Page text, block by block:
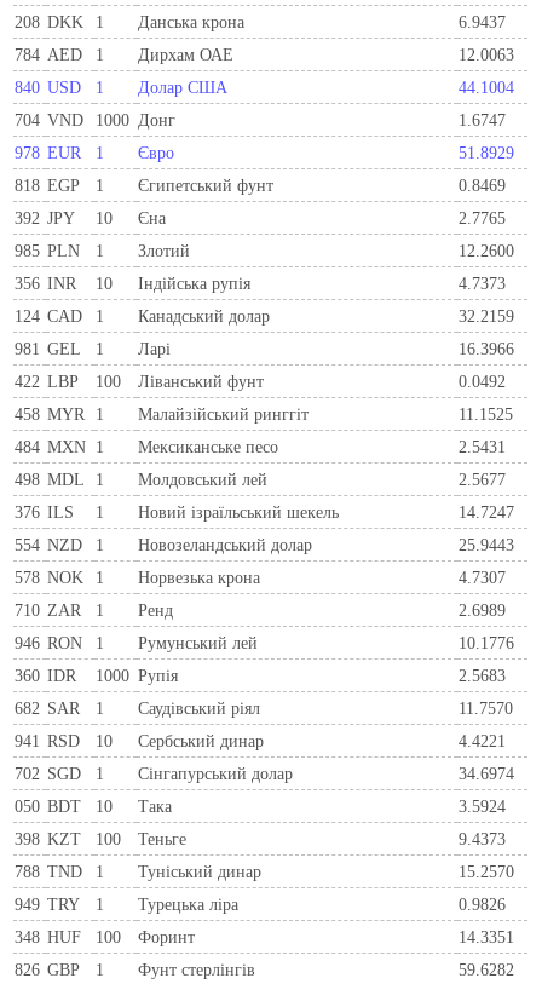
208 DKK 1 Данська крона
6.9437
784 AED 1 Дирхам ОАЕ
12.0063
840 USD 1 Долар США
44.1004
704 VND 1000 Донг
1.6747
978 EUR 1 Євро
51.8929
818 EGP 1 Єгипетський фунт
0.8469
392 JPY 10 Єна
2.7765
985 PLN 1 Злотий
12.2600
356 INR 10 Індійська рупія
4.7373
124 CAD 1 Канадський долар
32.2159
981 GEL 1 Ларi
16.3966
422 LBP 100 Ліванський фунт
0.0492
458 MYR 1 Малайзійський ринггіт
11.1525
484 MXN 1 Мексиканське песо
2.5431
498 MDL 1 Молдовський лей
2.5677
376 ILS 1 Новий ізраїльський шекель
14.7247
554 NZD 1 Новозеландський долар
25.9443
578 NOK 1 Норвезька крона
4.7307
710 ZAR 1 Ренд
2.6989
946 RON 1 Румунський лей
10.1776
360 IDR 1000 Рупія
2.5683
682 SAR 1 Саудівський ріял
11.7570
941 RSD 10 Сербський динар
4.4221
702 SGD 1 Сінгапурський долар
34.6974
050 BDT 10 Така
3.5924
398 KZT 100 Теньге
9.4373
788 TND 1 Туніський динар
15.2570
949 TRY 1 Турецька ліра
0.9826
348 HUF 100 Форинт
14.3351
826 GBP 1 Фунт стерлінгів 59.6282